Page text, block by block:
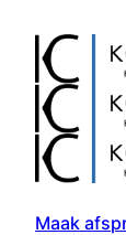
Maak